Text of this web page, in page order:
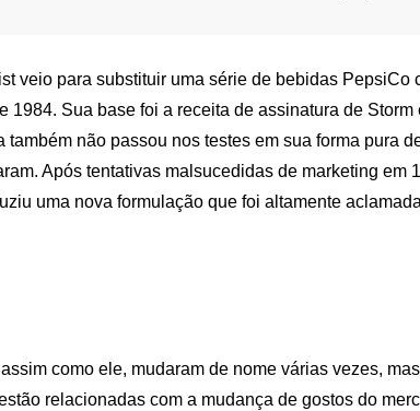
veio para substituir uma série de bebidas PepsiCo
1984. Sua base foi a receita de assinatura de
também não passou nos testes em sua forma pura
Após tentativas malsucedidas de marketing em
uma nova formulação que foi altamente
como ele, mudaram de nome várias vezes,
relacionadas com a mudança de gostos do